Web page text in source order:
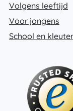
Volgens leeftijd
Voor jongens
School en